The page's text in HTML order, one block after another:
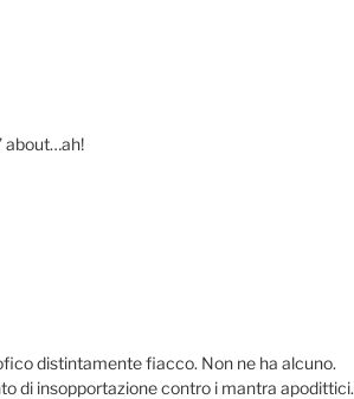
about…ah!
distintamente fiacco. Non ne ha alcuno.
di insopportazione contro i mantra apodittici.